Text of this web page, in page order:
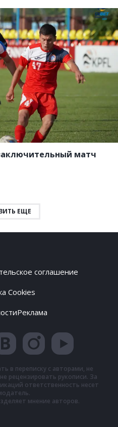
матч
ЕЩЕ
соглашение
Cookies
Реклама
в переписку с авторами, не
рецензировать рукописи. За
ответственность несет
мнение авторов.